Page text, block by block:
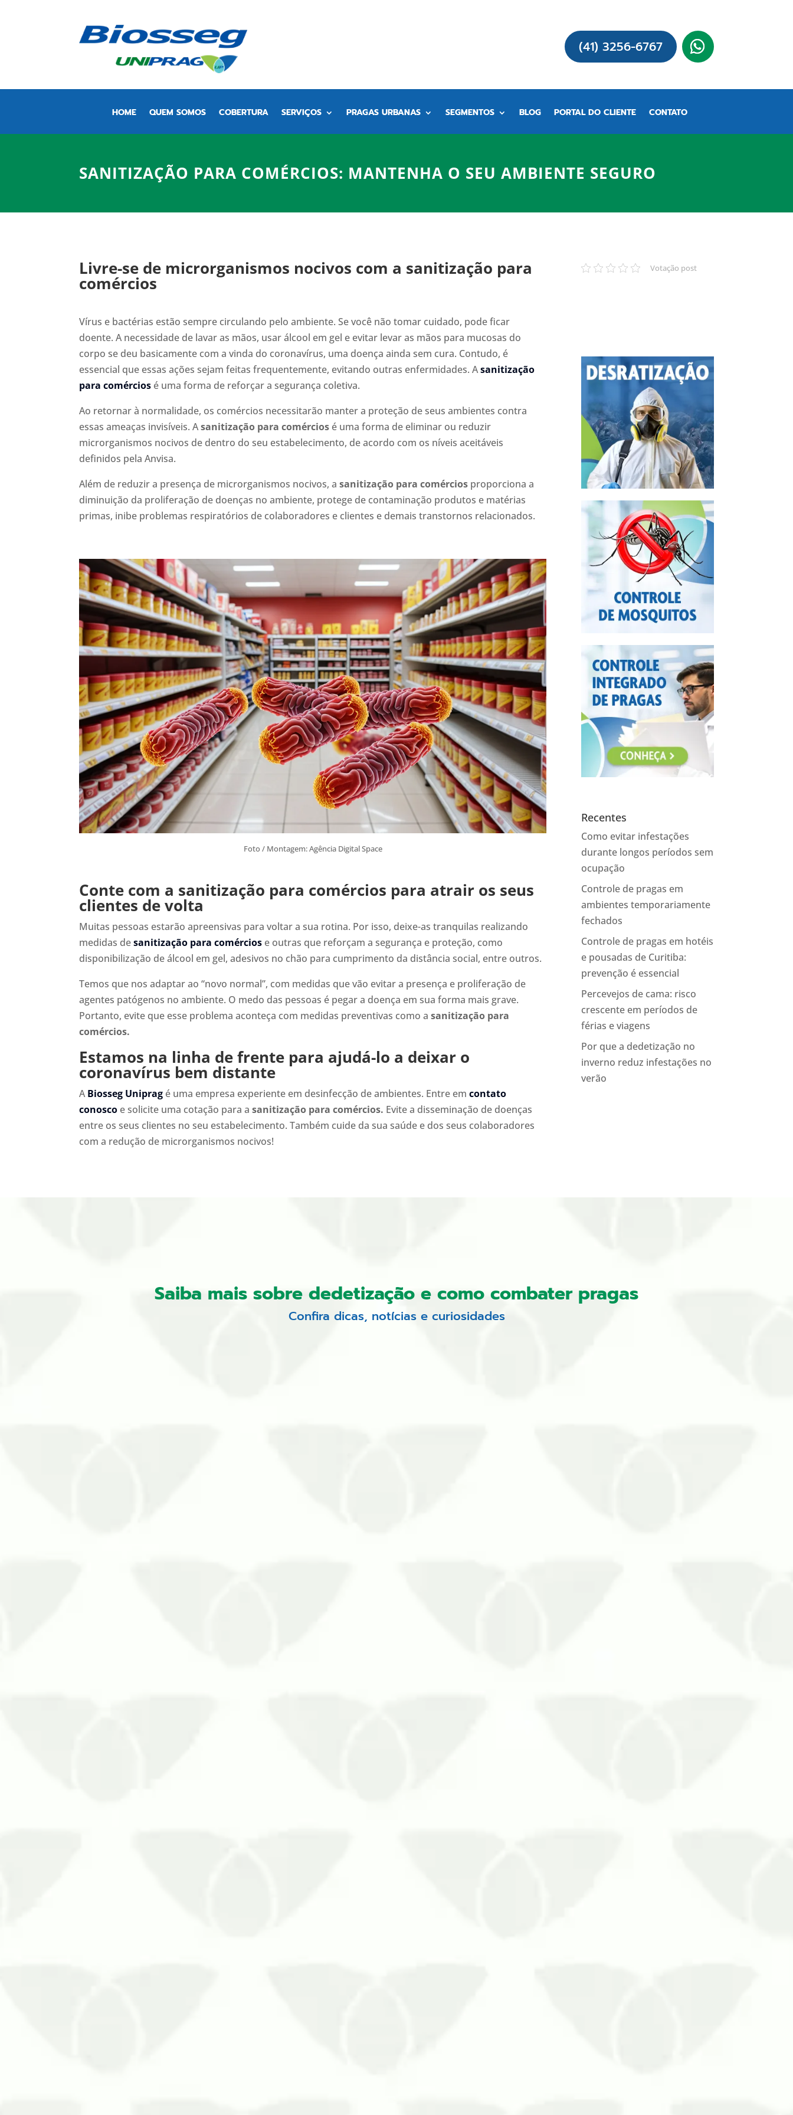
(41) 3256-6767
HOME QUEM SOMOS COBERTURA SERVIÇOS PRAGAS URBANAS SEGMENTOS BLOG PORTAL DO CLIENTE CONTATO
SANITIZAÇÃO PARA COMÉRCIOS: MANTENHA O SEU AMBIENTE SEGURO
Livre-se de microrganismos nocivos com a sanitização para
comércios
Vírus e bactérias estão sempre circulando pelo ambiente. Se você não tomar cuidado, pode ficar
doente. A necessidade de lavar as mãos, usar álcool em gel e evitar levar as mãos para mucosas do
corpo se deu basicamente com a vinda do coronavírus, uma doença ainda sem cura. Contudo, é
essencial que essas ações sejam feitas frequentemente, evitando outras enfermidades. Asanitização
para comércios é uma forma de reforçar a segurança coletiva.
Ao retornar à normalidade, os comércios necessitarão manter a proteção de seus ambientes contra
essas ameaças invisíveis. Asanitização para comércios é uma forma de eliminar ou reduzir
microrganismos nocivos de dentro do seu estabelecimento, de acordo com os níveis aceitáveis
definidos pela Anvisa.
Além de reduzir a presença de microrganismos nocivos, asanitização para comércios proporciona a
diminuição da proliferação de doenças no ambiente, protege de contaminação produtos e matérias
primas, inibe problemas respiratórios de colaboradores e clientes e demais transtornos relacionados.
Foto / Montagem: Agência Digital Space
Conte com a sanitização para comércios para atrair os seus
clientes de volta
Muitas pessoas estarão apreensivas para voltar a sua rotina. Por isso, deixe-as tranquilas realizando
medidas desanitização para comércios e outras que reforçam a segurança e proteção, como
disponibilização de álcool em gel, adesivos no chão para cumprimento da distância social, entre outros.
Temos que nos adaptar ao “novo normal”, com medidas que vão evitar a presença e proliferação de
agentes patógenos no ambiente. O medo das pessoas é pegar a doença em sua forma mais grave.
Portanto, evite que esse problema aconteça com medidas preventivas como asanitização para
comércios.
Estamos na linha de frente para ajudá-lo a deixar o
coronavírus bem distante
ABiosseg Uniprag é uma empresa experiente em desinfecção de ambientes. Entre emcontato
conosco e solicite uma cotação para asanitização para comércios. Evite a disseminação de doenças
entre os seus clientes no seu estabelecimento. Também cuide da sua saúde e dos seus colaboradores
com a redução de microrganismos nocivos!
Votação post
Recentes
Como evitar infestações
durante longos períodos sem
ocupação
Controle de pragas em
ambientes temporariamente
fechados
Controle de pragas em hotéis
e pousadas de Curitiba:
prevenção é essencial
Percevejos de cama: risco
crescente em períodos de
férias e viagens
Por que a dedetização no
inverno reduz infestações no
verão
Saiba mais sobre dedetização e como combater pragas
Confira dicas, notícias e curiosidades